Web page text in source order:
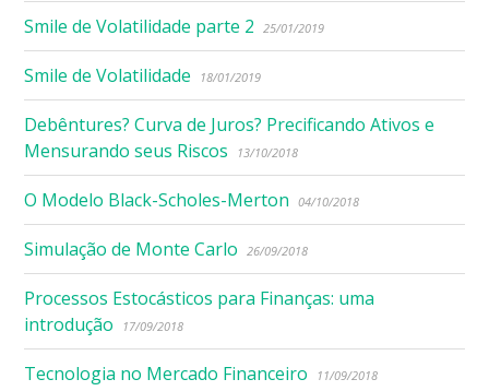
Smile de Volatilidade parte 2 25/01/2019
Smile de Volatilidade 18/01/2019
Debêntures? Curva de Juros? Precificando Ativos e
Mensurando seus Riscos
13/10/2018
O Modelo Black-Scholes-Merton 04/10/2018
Simulação de Monte Carlo 26/09/2018
Processos Estocásticos para Finanças: uma
introdução
17/09/2018
Tecnologia no Mercado Financeiro 11/09/2018